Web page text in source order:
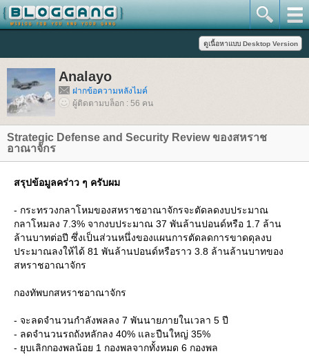
Analayo
ฝากข้อความหลังไมค์
ผู้ติดตามบล็อก : 56 คน
Strategic Defense and Security Review ของสหราช
อาณาจักร
สรุปข้อมูลคร่าว ๆ ครับผม
- กระทรวงกลาโหมของสหราชอาณาจักรจะตัดลดงบประมาณ
กลาโหมลง 7.3% จากงบประมาณ 37 พันล้านปอนด์หรือ 1.7 ล้าน
ล้านบาทต่อปี ซึ่งเป็นส่วนหนึ่งของแผนการตัดลดการขาดดุลงบ
ประมาณลงให้ได้ 81 พันล้านปอนด์หรือราว 3.8 ล้านล้านบาทของ
สหราชอาณาจักร
กองทัพบกสหราชอาณาจักร
- จะลดจำนวนกำลังพลลง 7 พันนายภายในเวลา 5 ปี
- ลดจำนวนรถถังหลักลง 40% และปืนใหญ่ 35%
- ยุบเลิกกองพลน้อย 1 กองพลจากทั้งหมด 6 กองพล